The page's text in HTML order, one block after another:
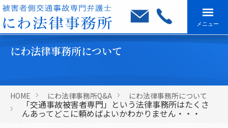
メニュー
にわ法律事務所について
HOME にわ法律事務所Q&A にわ法律事務所について
「交通事故被害者専門」という法律事務所はたくさ
んあってどこに頼めばよいかわかりません・・・